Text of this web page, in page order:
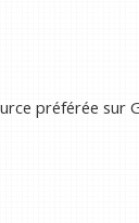
préférée sur